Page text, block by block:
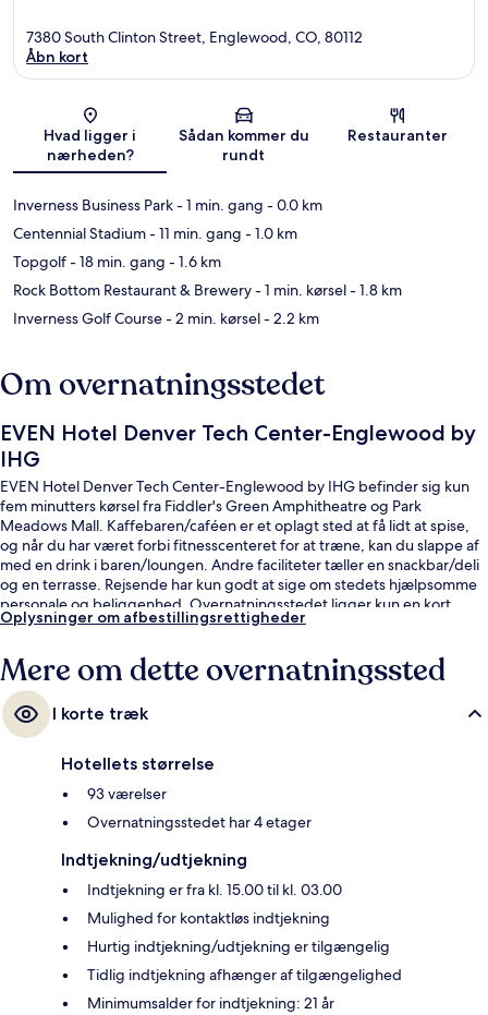
Kort
7380 South Clinton Street, Englewood, CO, 80112
Åbn kort
Hvad ligger i
nærheden?
Sådan kommer du
rundt
Restauranter
Inverness Business Park- 1 min. gang - 0.0 km
Centennial Stadium- 11 min. gang - 1.0 km
Topgolf- 18 min. gang - 1.6 km
Rock Bottom Restaurant & Brewery- 1 min. kørsel- 1.8 km
Inverness Golf Course- 2 min. kørsel- 2.2 km
Om overnatningsstedet
EVEN Hotel Denver Tech Center-Englewood by
IHG
EVEN Hotel Denver Tech Center-Englewood by IHG befinder sig kun
fem minutters kørsel fra Fiddler's Green Amphitheatre og Park
Meadows Mall. Kaffebaren/caféen er et oplagt sted at få lidt at spise,
og når du har været forbi fitnesscenteret for at træne, kan du slappe af
med en drink i baren/loungen. Andre faciliteter tæller en snackbar/deli
og en terrasse. Rejsende har kun godt at sige om stedets hjælpsomme
personale og beliggenhed. Overnatningsstedet ligger kun en kort
gåtur fra offentlig transport: Dry Creek Station ligger 13 minutter derfra.
Oplysninger om afbestillingsrettigheder
Mere om dette overnatningssted
I korte træk
Hotellets størrelse
93 værelser
Overnatningsstedet har 4 etager
Indtjekning/udtjekning
Indtjekning er fra kl. 15.00 til kl. 03.00
Mulighed for kontaktløs indtjekning
Hurtig indtjekning/udtjekning er tilgængelig
Tidlig indtjekning afhænger af tilgængelighed
Minimumsalder for indtjekning: 21 år